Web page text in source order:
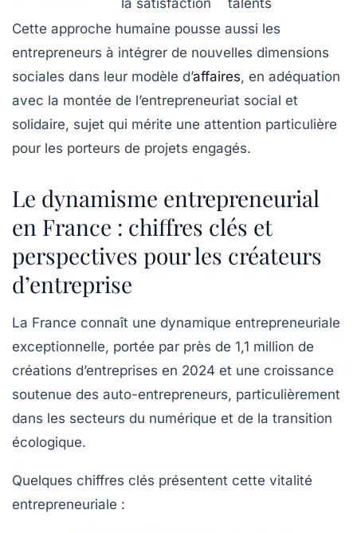
Cette approche humaine pousse aussi les
entrepreneurs à intégrer de nouvelles dimensions
sociales dans leur modèle d’affaires, en adéquation
avec la montée de l’entrepreneuriat social et
solidaire, sujet qui mérite une attention particulière
pour les porteurs de projets engagés.
Le dynamisme entrepreneurial
en France : chiffres clés et
perspectives pour les créateurs
d’entreprise
La France connaît une dynamique entrepreneuriale
exceptionnelle, portée par près de 1,1 million de
créations d’entreprises en 2024 et une croissance
soutenue des auto-entrepreneurs, particulièrement
dans les secteurs du numérique et de la transition
écologique.
Quelques chiffres clés présentent cette vitalité
entrepreneuriale :